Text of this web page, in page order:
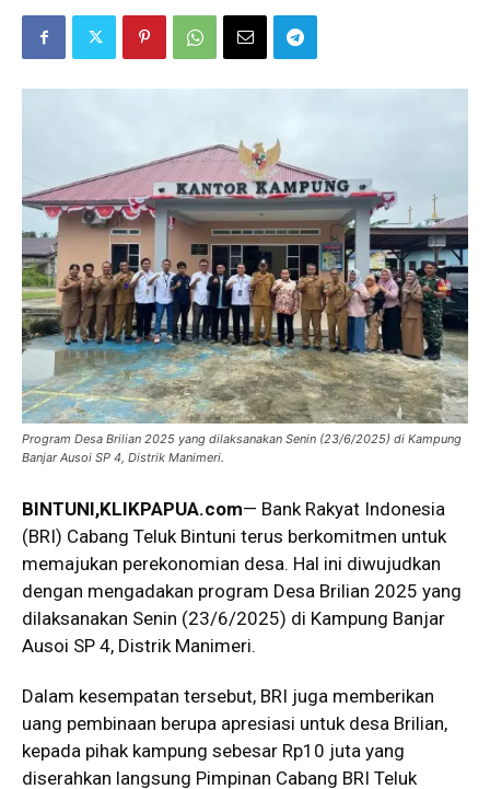
Program Desa Brilian 2025 yang dilaksanakan Senin (23/6/2025) di Kampung
Banjar Ausoi SP 4, Distrik Manimeri.
BINTUNI,KLIKPAPUA.com— Bank Rakyat Indonesia
(BRI) Cabang Teluk Bintuni terus berkomitmen untuk
memajukan perekonomian desa. Hal ini diwujudkan
dengan mengadakan program Desa Brilian 2025 yang
dilaksanakan Senin (23/6/2025) di Kampung Banjar
Ausoi SP 4, Distrik Manimeri.
Dalam kesempatan tersebut, BRI juga memberikan
uang pembinaan berupa apresiasi untuk desa Brilian,
kepada pihak kampung sebesar Rp10 juta yang
diserahkan langsung Pimpinan Cabang BRI Teluk